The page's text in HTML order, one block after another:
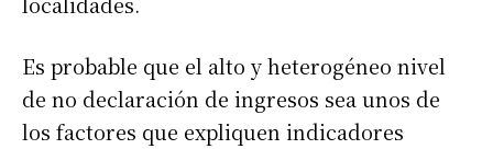
Es probable que el alto y heterogéneo nivel
de no declaración de ingresos sea unos de
los factores que expliquen indicadores